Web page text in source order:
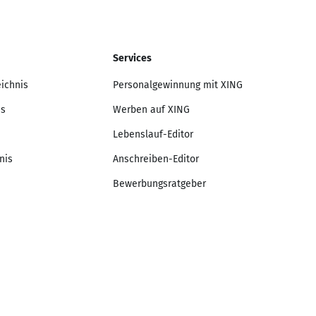
Services
Personalgewinnung mit XING
Werben auf XING
Lebenslauf-Editor
Anschreiben-Editor
Bewerbungsratgeber